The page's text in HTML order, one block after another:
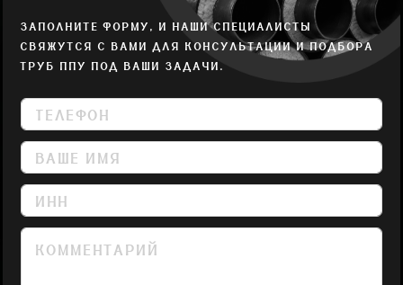
ЗАПОЛНИТЕ ФОРМУ, И НАШИ СПЕЦИАЛИСТЫ
СВЯЖУТСЯ С ВАМИ ДЛЯ КОНСУЛЬТАЦИИ И ПОДБОРА
ТРУБ ППУ ПОД ВАШИ ЗАДАЧИ.